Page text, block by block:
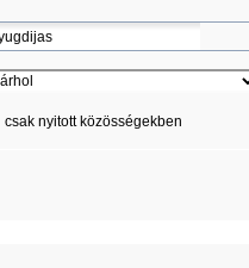
csak nyitott közösségekben